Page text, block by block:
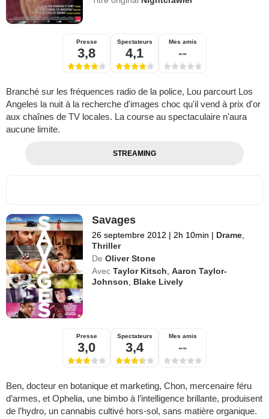
Presse
3,8
Spectateurs
4,1
Mes amis
--
Branché sur les fréquences radio de la police, Lou parcourt Los
Angeles la nuit à la recherche d'images choc qu'il vend à prix d'or
aux chaînes de TV locales. La course au spectaculaire n'aura
aucune limite.
STREAMING
Savages
26 septembre 2012 | 2h 10min | Drame,
Thriller
De Oliver Stone
Avec Taylor Kitsch,Aaron Taylor-
Johnson, Blake Lively
Presse
3,0
Spectateurs
3,4
Mes amis
--
Ben, docteur en botanique et marketing, Chon, mercenaire féru
d’armes, et Ophelia, une bimbo à l’intelligence brillante, produisent
de l’hydro, un cannabis cultivé hors-sol, sans matière organique.